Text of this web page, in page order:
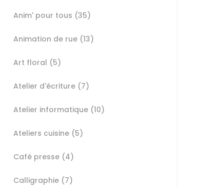
Anim' pour tous (35)
Animation de rue (13)
Art floral (5)
Atelier d'écriture (7)
Atelier informatique (10)
Ateliers cuisine (5)
Café presse (4)
Calligraphie (7)